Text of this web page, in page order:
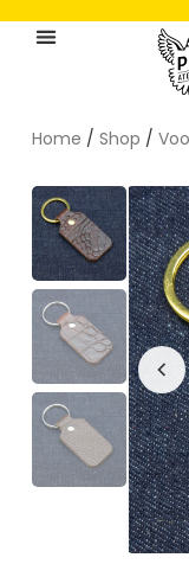
Home / Shop /